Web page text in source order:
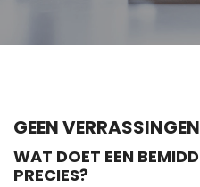
GEEN
WAT DOET EEN
PRECIES?